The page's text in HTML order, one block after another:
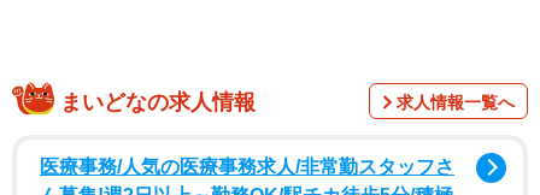
まいどなの求人情報 求人情報一覧へ
医療事務/人気の医療事務求人/非常勤スタッフさ